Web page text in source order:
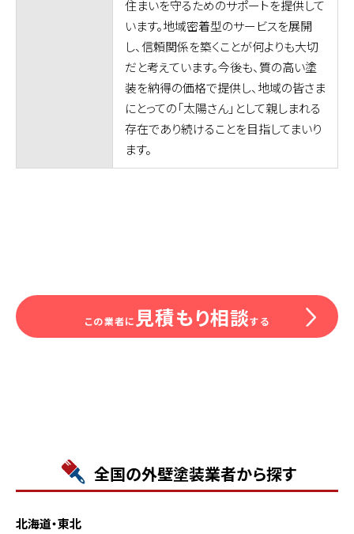
住まいを守るためのサポートを提供して
います。地域密着型のサービスを展開
し、信頼関係を築くことが何よりも大切
だと考えています。今後も、質の高い塗
装を納得の価格で提供し、地域の皆さま
にとっての「太陽さん」として親しまれる
存在であり続けることを目指してまいり
ます。
この業者に 見積もり相談する
全国の外壁塗装業者から探す
北海道・東北